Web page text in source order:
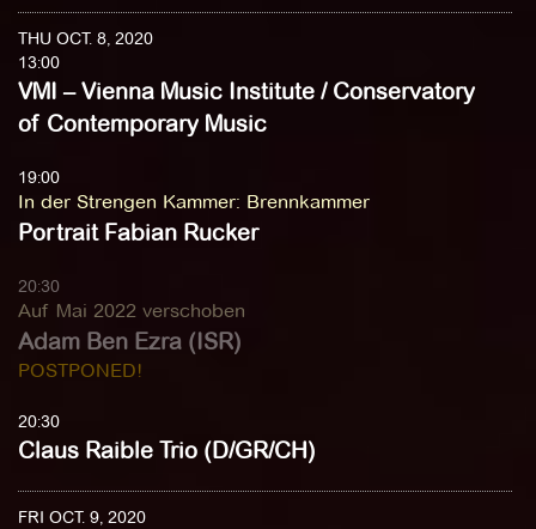
THU OCT. 8, 2020
13:00
VMI – Vienna Music Institute / Conservatory
of Contemporary Music
19:00
In der Strengen Kammer: Brennkammer
Portrait Fabian Rucker
20:30
Auf Mai 2022 verschoben
Adam Ben Ezra (ISR)
POSTPONED!
20:30
Claus Raible Trio (D/GR/CH)
FRI OCT. 9, 2020